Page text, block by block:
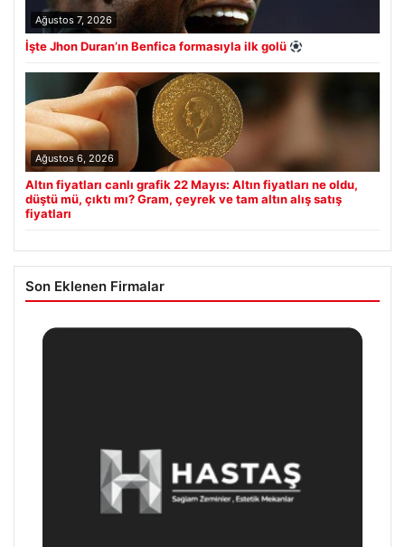
Ağustos 7, 2026
İşte Jhon Duran’ın Benfica formasıyla ilk golü
Ağustos 6, 2026
Altın fiyatları canlı grafik 22 Mayıs: Altın fiyatları ne oldu,
düştü mü, çıktı mı? Gram, çeyrek ve tam altın alış satış
fiyatları
Son Eklenen Firmalar